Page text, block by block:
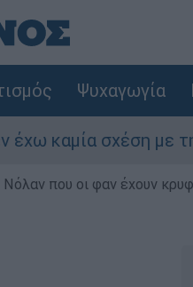
Ψυχαγωγία
σχέση με την
που οι φαν έχουν